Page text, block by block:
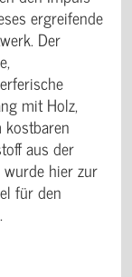
ergreifende
Der
mit Holz,
kostbaren
aus der
wurde hier zur
für den